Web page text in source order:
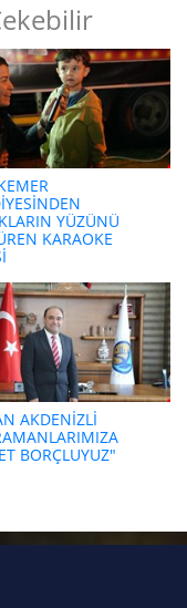
YÜZÜNÜ
KARAOKE
AKDENİZLİ
BORÇLUYUZ"